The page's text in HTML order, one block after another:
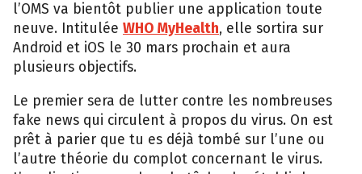
l’OMS va bientôt publier une application toute
neuve. Intitulée WHO MyHealth, elle sortira sur
Android et iOS le 30 mars prochain et aura
plusieurs objectifs.
Le premier sera de lutter contre les nombreuses
fake news qui circulent à propos du virus. On est
prêt à parier que tu es déjà tombé sur l’une ou
l’autre théorie du complot concernant le virus.